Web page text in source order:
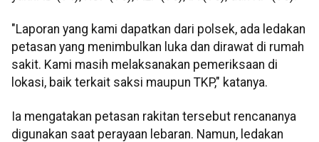
"Laporan yang kami dapatkan dari polsek, ada ledakan
petasan yang menimbulkan luka dan dirawat di rumah
sakit. Kami masih melaksanakan pemeriksaan di
lokasi, baik terkait saksi maupun TKP," katanya.
Ia mengatakan petasan rakitan tersebut rencananya
digunakan saat perayaan lebaran. Namun, ledakan